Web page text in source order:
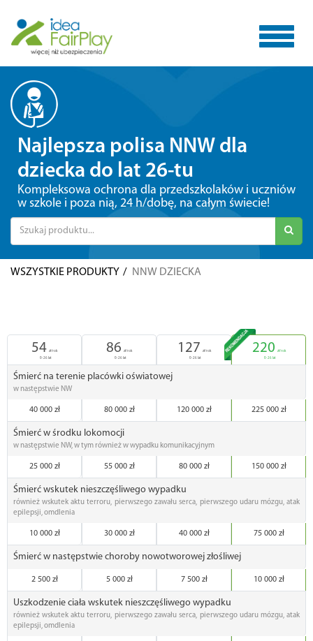
Toggle
Najlepsza polisa NNW dla
dziecka do lat 26-tu
Kompleksowa ochrona dla przedszkolaków i uczniów
w szkole i poza nią, 24 h/dobę, na całym świecie!
WSZYSTKIE PRODUKTY NNW DZIECKA
54 zł/rok
0-26 lat
86
zł/rok
0-26 lat
127
zł/rok
0-26 lat
220
zł/rok
0-26 lat
Śmierć na terenie placówki oświatowej
w następstwie NW
40 000 zł 80 000 zł 120 000 zł 225 000 zł
Śmierć w środku lokomocji
w następstwie NW, w tym również w wypadku komunikacyjnym
25 000 zł 55 000 zł 80 000 zł 150 000 zł
Śmierć wskutek nieszczęśliwego wypadku
również wskutek aktu terroru, pierwszego zawału serca, pierwszego udaru mózgu, atak
epilepsji, omdlenia
10 000 zł 30 000 zł 40 000 zł 75 000 zł
Śmierć w następstwie choroby nowotworowej złośliwej
2 500 zł 5 000 zł 7 500 zł 10 000 zł
Uszkodzenie ciała wskutek nieszczęśliwego wypadku
również wskutek aktu terroru, pierwszego zawału serca, pierwszego udaru mózgu, atak
epilepsji, omdlenia